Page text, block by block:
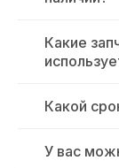
Какие
Какой
У вас